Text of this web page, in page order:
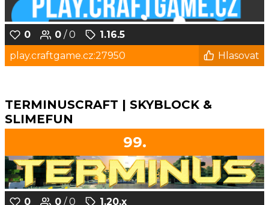
0 0 / 0
1.16.5
play.craftgame.cz:27950
Hlasovat
TERMINUSCRAFT | SKYBLOCK &
SLIMEFUN
99.
0 0 / 0 1.20.x